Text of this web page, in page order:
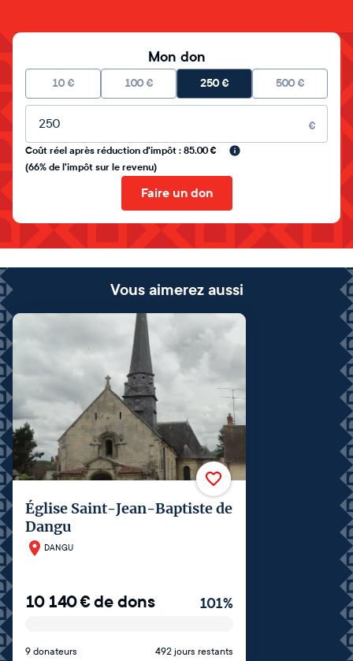
Mon don
10 € 100 € 250€ 500 €
Montant libre
€
Coût réel après réduction d'impôt : 85.00 €
(66% de l'impôt sur le revenu)
Faire un don
Vous aimerez aussi
Église Saint-Jean-Baptiste de
Dangu
DANGU
10 140€de dons 101%
9 donateurs 492 jours restants